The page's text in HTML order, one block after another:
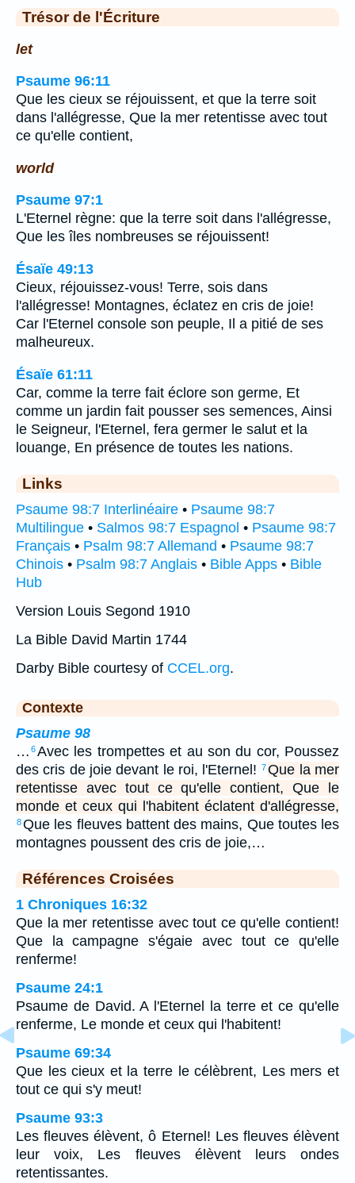
Trésor de l'Écriture
let
Psaume 96:11
Que les cieux se réjouissent, et que la terre soit
dans l'allégresse, Que la mer retentisse avec tout
ce qu'elle contient,
world
Psaume 97:1
L'Eternel règne: que la terre soit dans l'allégresse,
Que les îles nombreuses se réjouissent!
Ésaïe 49:13
Cieux, réjouissez-vous! Terre, sois dans
l'allégresse! Montagnes, éclatez en cris de joie!
Car l'Eternel console son peuple, Il a pitié de ses
malheureux.
Ésaïe 61:11
Car, comme la terre fait éclore son germe, Et
comme un jardin fait pousser ses semences, Ainsi
le Seigneur, l'Eternel, fera germer le salut et la
louange, En présence de toutes les nations.
Links
Psaume 98:7 Interlinéaire • Psaume 98:7
Multilingue • Salmos 98:7 Espagnol • Psaume 98:7
Français • Psalm 98:7 Allemand • Psaume 98:7
Chinois • Psalm 98:7 Anglais • Bible Apps • Bible
Hub
Version Louis Segond 1910
La Bible David Martin 1744
Darby Bible courtesy of CCEL.org.
Contexte
Psaume 98
… 6Avec les trompettes et au son du cor, Poussez
des cris de joie devant le roi, l'Eternel!
7 Que la mer
retentisse avec tout ce qu'elle contient, Que le
monde et ceux qui l'habitent éclatent d'allégresse,
8Que les fleuves battent des mains, Que toutes les
montagnes poussent des cris de joie,…
Références Croisées
1 Chroniques 16:32
Que la mer retentisse avec tout ce qu'elle contient!
Que la campagne s'égaie avec tout ce qu'elle
renferme!
Psaume 24:1
Psaume de David. A l'Eternel la terre et ce qu'elle
renferme, Le monde et ceux qui l'habitent!
Psaume 69:34
Que les cieux et la terre le célèbrent, Les mers et
tout ce qui s'y meut!
Psaume 93:3
Les fleuves élèvent, ô Eternel! Les fleuves élèvent
leur voix, Les fleuves élèvent leurs ondes
retentissantes.